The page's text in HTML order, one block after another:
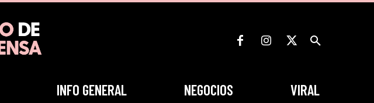
INFO GENERAL NEGOCIOS VIRAL